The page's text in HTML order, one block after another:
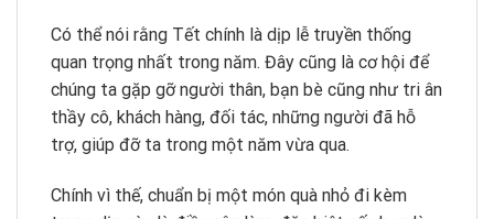
Có thể nói rằng Tết chính là dịp lễ truyền thống
quan trọng nhất trong năm. Đây cũng là cơ hội để
chúng ta gặp gỡ người thân, bạn bè cũng như tri ân
thầy cô, khách hàng, đối tác, những người đã hỗ
trợ, giúp đỡ ta trong một năm vừa qua.
Chính vì thế, chuẩn bị một món quà nhỏ đi kèm